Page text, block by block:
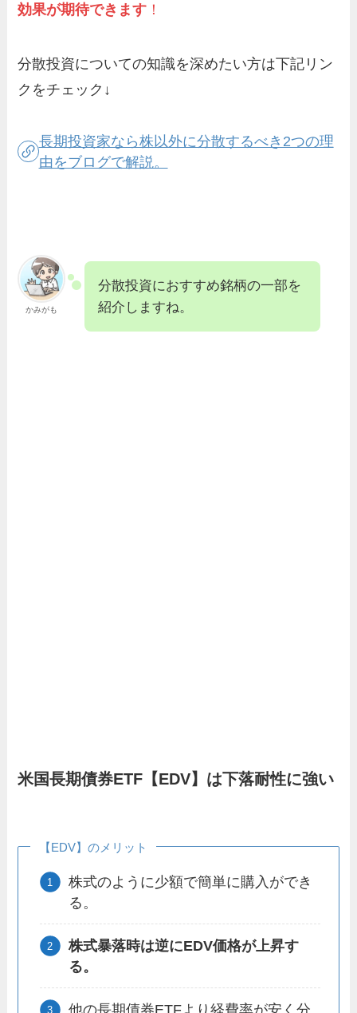
効果が期待できます ！
分散投資についての知識を深めたい方は下記リン
クをチェック↓
長期投資家なら株以外に分散するべき2つの理
由をブログで解説。
かみがも
分散投資におすすめ銘柄の一部を
紹介しますね。
米国長期債券ETF【EDV】は下落耐性に強い
【EDV】のメリット
株式のように少額で簡単に購入ができ
る。
株式暴落時は逆にEDV価格が上昇す
る。
他の長期債券ETFより経費率が安く分